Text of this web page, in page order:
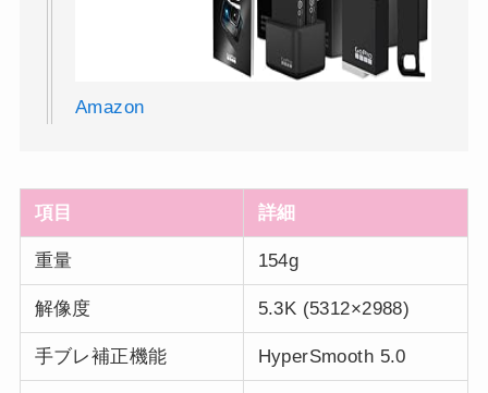
Amazon
項目 詳細
重量 154g
解像度 5.3K (5312×2988)
手ブレ補正機能 HyperSmooth 5.0